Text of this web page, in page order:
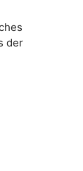
der